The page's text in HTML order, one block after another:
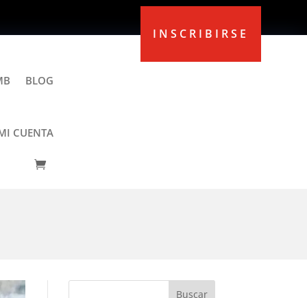
BLOG
CUENTA
INSCRIBIRSE
arrancar el año